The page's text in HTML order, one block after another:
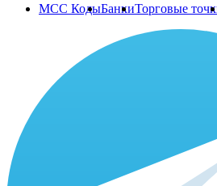
MCC КодыБанкиТорговые